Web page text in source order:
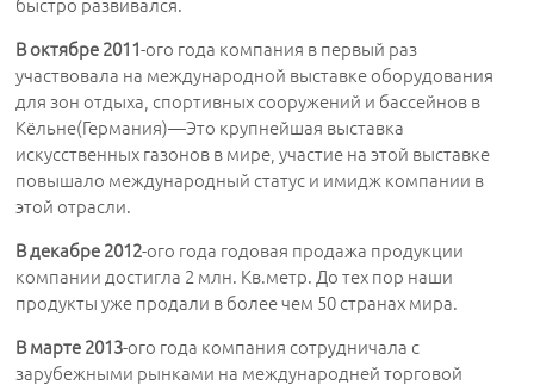
быстро развивался.
В октябре 2011-ого года компания в первый раз
участвовала на международной выставке оборудования
для зон отдыха, спортивных сооружений и бассейнов в
Кёльне(Германия)―Это крупнейшая выставка
искусственных газонов в мире, участие на этой выставке
повышало международный статус и имидж компании в
этой отрасли.
В декабре 2012-ого года годовая продажа продукции
компании достигла 2 млн. Кв.метр. До тех пор наши
продукты уже продали в более чем 50 странах мира.
В марте 2013-ого года компания сотрудничала с
зарубежными рынками на международней торговой